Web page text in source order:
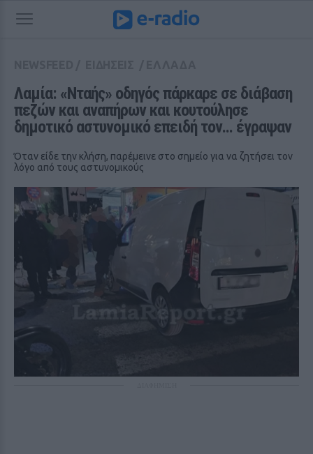
Λαμία: «Νταής» οδηγός πάρκαρε σε διάβαση
πεζών και αναπήρων και κουτούλησε
δημοτικό αστυνομικό επειδή τον... έγραψαν
Όταν είδε την κλήση, παρέμεινε στο σημείο για να ζητήσει τον
λόγο από τους αστυνομικούς